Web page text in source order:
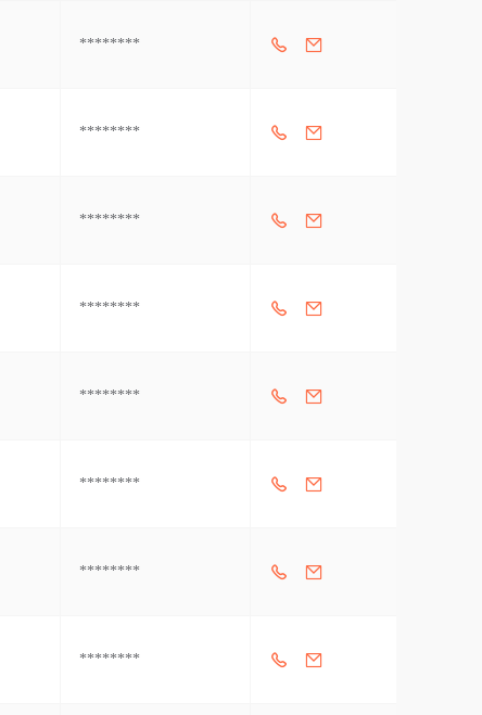
********
********
********
********
********
********
********
********